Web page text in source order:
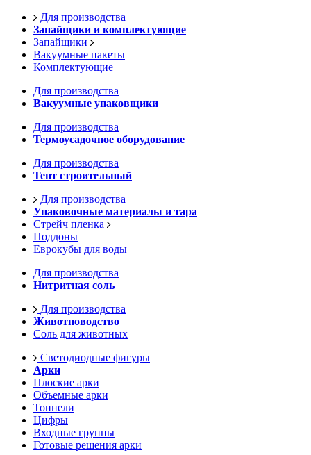
Для производства
Запайщики и комплектующие
Запайщики
Вакуумные пакеты
Комплектующие
Для производства
Вакуумные упаковщики
Для производства
Термоусадочное оборудование
Для производства
Тент строительный
Для производства
Упаковочные материалы и тара
Стрейч пленка
Поддоны
Еврокубы для воды
Для производства
Нитритная соль
Для производства
Животноводство
Соль для животных
Светодиодные фигуры
Арки
Плоские арки
Объемные арки
Тоннели
Цифры
Входные группы
Готовые решения арки